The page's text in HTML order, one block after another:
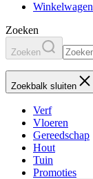
Winkelwagen
Zoeken
Zoeken
Zoekbalk sluiten
Verf
Vloeren
Gereedschap
Hout
Tuin
Promoties